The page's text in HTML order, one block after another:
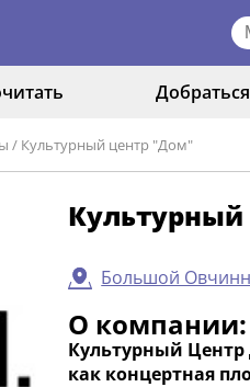
Добраться
/ Культурный центр "Дом"
Большой
О компании:
Культурный Центр
как концертная